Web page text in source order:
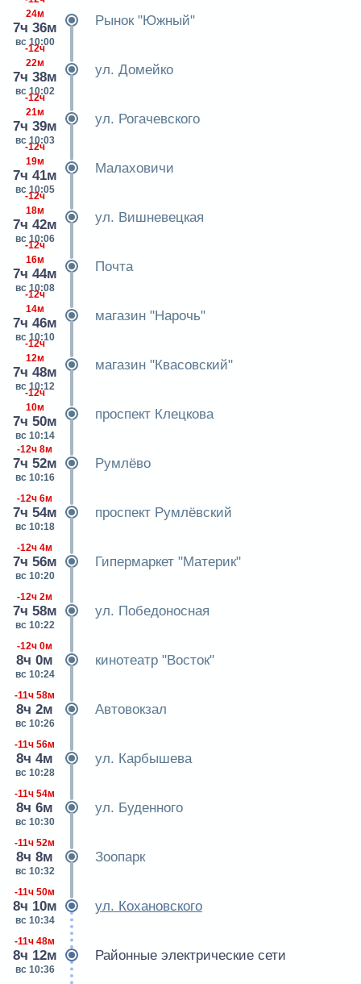
24м
7ч 36м
вс 10:00
Рынок "Южный"
-12ч
22м
7ч 38м
вс 10:02
ул. Домейко
-12ч
21м
7ч 39м
вс 10:03
ул. Рогачевского
-12ч
19м
7ч 41м
вс 10:05
Малаховичи
-12ч
18м
7ч 42м
вс 10:06
ул. Вишневецкая
-12ч
16м
7ч 44м
вс 10:08
Почта
-12ч
14м
7ч 46м
вс 10:10
магазин "Нарочь"
-12ч
12м
7ч 48м
вс 10:12
магазин "Квасовский"
-12ч
10м
7ч 50м
вс 10:14
проспект Клецкова
-12ч 8м
7ч 52м
вс 10:16
Румлёво
-12ч 6м
7ч 54м
вс 10:18
проспект Румлёвский
-12ч 4м
7ч 56м
вс 10:20
Гипермаркет "Материк"
-12ч 2м
7ч 58м
вс 10:22
ул. Победоносная
-12ч 0м
8ч 0м
вс 10:24
кинотеатр "Восток"
-11ч 58м
8ч 2м
вс 10:26
Автовокзал
-11ч 56м
8ч 4м
вс 10:28
ул. Карбышева
-11ч 54м
8ч 6м
вс 10:30
ул. Буденного
-11ч 52м
8ч 8м
вс 10:32
Зоопарк
-11ч 50м
8ч 10м
вс 10:34
ул. Кохановского
-11ч 48м
8ч 12м
вс 10:36
Районные электрические сети